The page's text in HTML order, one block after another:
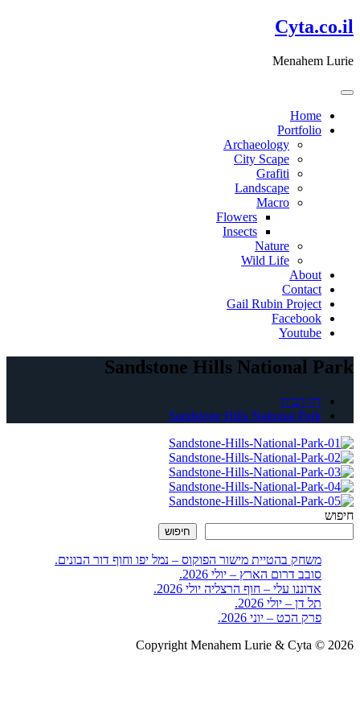
דלג
לתוכן
Cyta.co.il
Menahem Lurie
Home
Portfolio
Archaeology
City Scape
Grafiti
Landscape
Macro
Flowers
Insects
Nature
Wild Life
About
Contact
Gail Rubin Project
Facebook
Youtube
Sandstone Hills National Park
דף הבית
Sandstone Hills National Park
חיפוש
חיפוש
משחק בהטיית מישור הפוקוס – נמל יפו וחוף דור הבונים.
סובב דרום הארץ – יולי 2026.
אדוננו עלי – חוף הרצליה יולי 2026.
תל דן – יולי 2026.
פרק הכט – יוני 2026.
Copyright Menahem Lurie & Cyta © 2026